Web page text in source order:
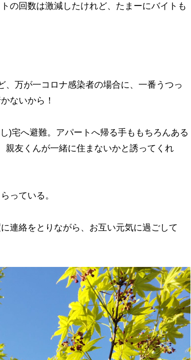
の回数は激減したけれど、たまーにバイトも
万が一コロナ感染者の場合に、一番うつっ
ないから！
)宅へ避難。アパートへ帰る手ももちろんある
親友くんが一緒に住まないかと誘ってくれ
っている。
連絡をとりながら、お互い元気に過ごして